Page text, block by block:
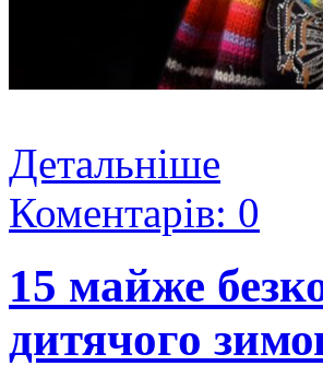
Детальніше
Коментарів: 0
15 майже
дитячого